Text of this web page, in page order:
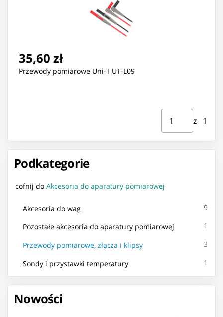
Podkategorie
cofnij do Akcesoria do aparatury pomiarowej
Akcesoria do wag 9
Pozostałe akcesoria do aparatury pomiarowej 1
Przewody pomiarowe, złącza i klipsy 3
Sondy i przystawki temperatury 1
Nowości
35,60 zł
Przewody pomiarowe Uni-T UT-L09
Strona ⁨1⁩ z ⁨1⁩
z ⁨1⁩
Przejdź do strony